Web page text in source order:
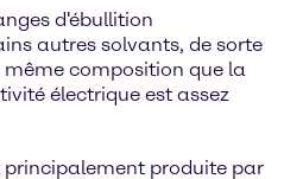
d'ébullition
autres solvants, de sorte
composition que la
électrique est assez
principalement produite par